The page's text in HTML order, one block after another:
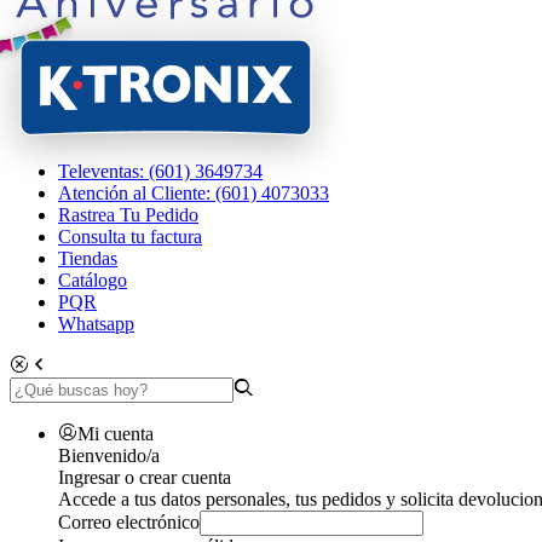
Televentas: (601) 3649734
Atención al Cliente: (601) 4073033
Rastrea Tu Pedido
Consulta tu factura
Tiendas
Catálogo
PQR
Whatsapp
Mi cuenta
Bienvenido/a
Ingresar o crear cuenta
Accede a tus datos personales, tus pedidos y solicita
Correo electrónico